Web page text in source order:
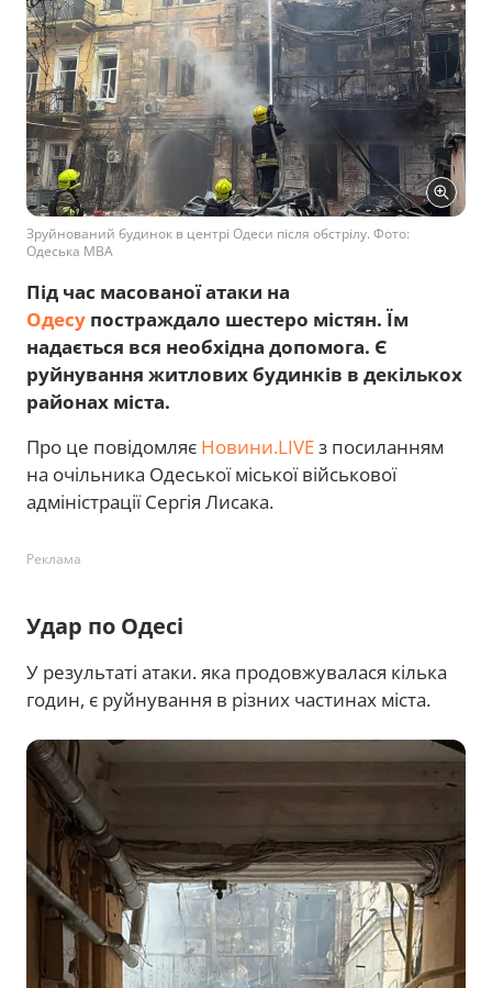
Зруйнований будинок в центрі Одеси після обстрілу. Фото:
Одеська МВА
Під час масованої атаки на
Одесу постраждало шестеро містян. Їм
надається вся необхідна допомога. Є
руйнування житлових будинків в декількох
районах міста.
Про це повідомляє Новини.LIVEз посиланням
на очільника Одеської міської військової
адміністрації Сергія Лисака.
Реклама
Удар по Одесі
У результаті атаки. яка продовжувалася кілька
годин, є руйнування в різних частинах міста.